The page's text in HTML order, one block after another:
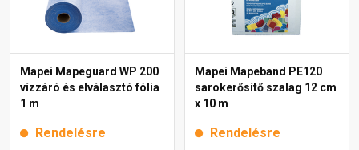
Mapei Mapeguard WP 200
vízzáró és elválasztó fólia
1 m
Rendelésre
Mapei Mapeband PE120
sarokerősítő szalag 12 cm
x 10 m
Rendelésre